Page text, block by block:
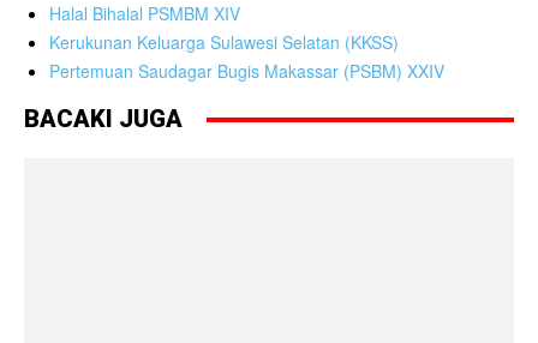
Halal Bihalal PSMBM XIV
Kerukunan Keluarga Sulawesi Selatan (KKSS)
Pertemuan Saudagar Bugis Makassar (PSBM) XXIV
BACAKI JUGA